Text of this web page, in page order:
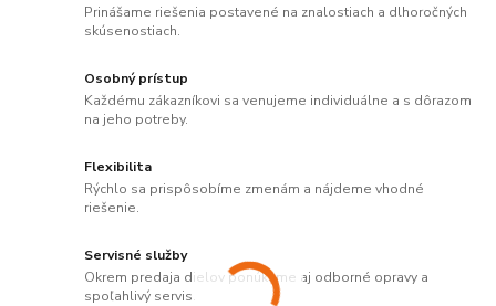
Prinášame riešenia postavené na znalostiach a dlhoročných
skúsenostiach.
Osobný prístup
Každému zákazníkovi sa venujeme individuálne a s dôrazom
na jeho potreby.
Flexibilita
Rýchlo sa prispôsobíme zmenám a nájdeme vhodné
riešenie.
Servisné služby
Okrem predaja dielov ponúkame aj odborné opravy a
spoľahlivý servis.